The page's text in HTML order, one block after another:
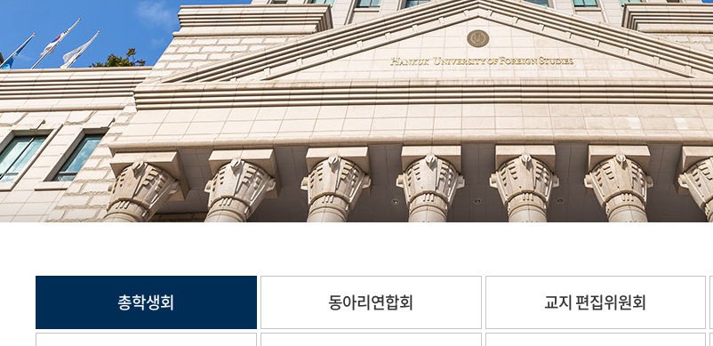
총학생회 동아리연합회 교지 편집위원회